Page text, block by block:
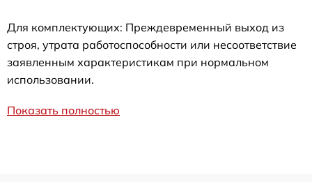
Для комплектующих: Преждевременный выход из
строя, утрата работоспособности или несоответствие
заявленным характеристикам при нормальном
использовании.
Показать полностью